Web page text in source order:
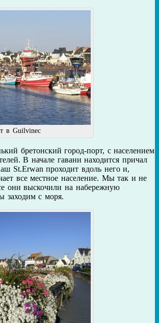
в Guilvinec
бретонский город-порт, с населением
В начале гавани находится причал
St.Erwan проходит вдоль него и,
все местное население. Мы так и не
они выскочили на набережную
заходим с моря.